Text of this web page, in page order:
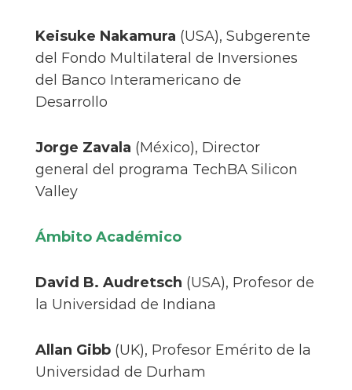
Keisuke Nakamura (USA), Subgerente
del Fondo Multilateral de Inversiones
del Banco Interamericano de
Desarrollo
Jorge Zavala (México), Director
general del programa TechBA Silicon
Valley
Ámbito Académico
David B. Audretsch (USA), Profesor de
la Universidad de Indiana
Allan Gibb (UK), Profesor Emérito de la
Universidad de Durham